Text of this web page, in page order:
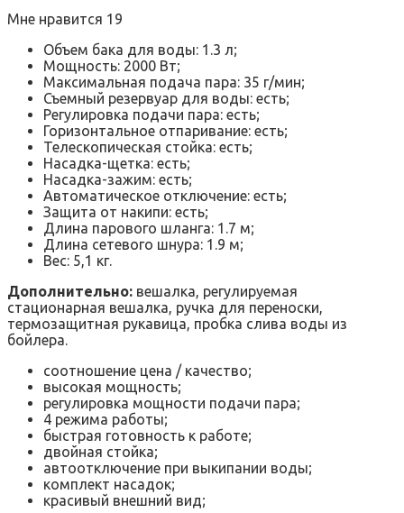
Мне нравится 19
Объем бака для воды: 1.3 л;
Мощность: 2000 Вт;
Максимальная подача пара: 35 г/мин;
Съемный резервуар для воды: есть;
Регулировка подачи пара: есть;
Горизонтальное отпаривание: есть;
Телескопическая стойка: есть;
Насадка-щетка: есть;
Насадка-зажим: есть;
Автоматическое отключение: есть;
Защита от накипи: есть;
Длина парового шланга: 1.7 м;
Длина сетевого шнура: 1.9 м;
Вес: 5,1 кг.
Дополнительно: вешалка, регулируемая
стационарная вешалка, ручка для переноски,
термозащитная рукавица, пробка слива воды из
бойлера.
соотношение цена / качество;
высокая мощность;
регулировка мощности подачи пара;
4 режима работы;
быстрая готовность к работе;
двойная стойка;
автоотключение при выкипании воды;
комплект насадок;
красивый внешний вид;